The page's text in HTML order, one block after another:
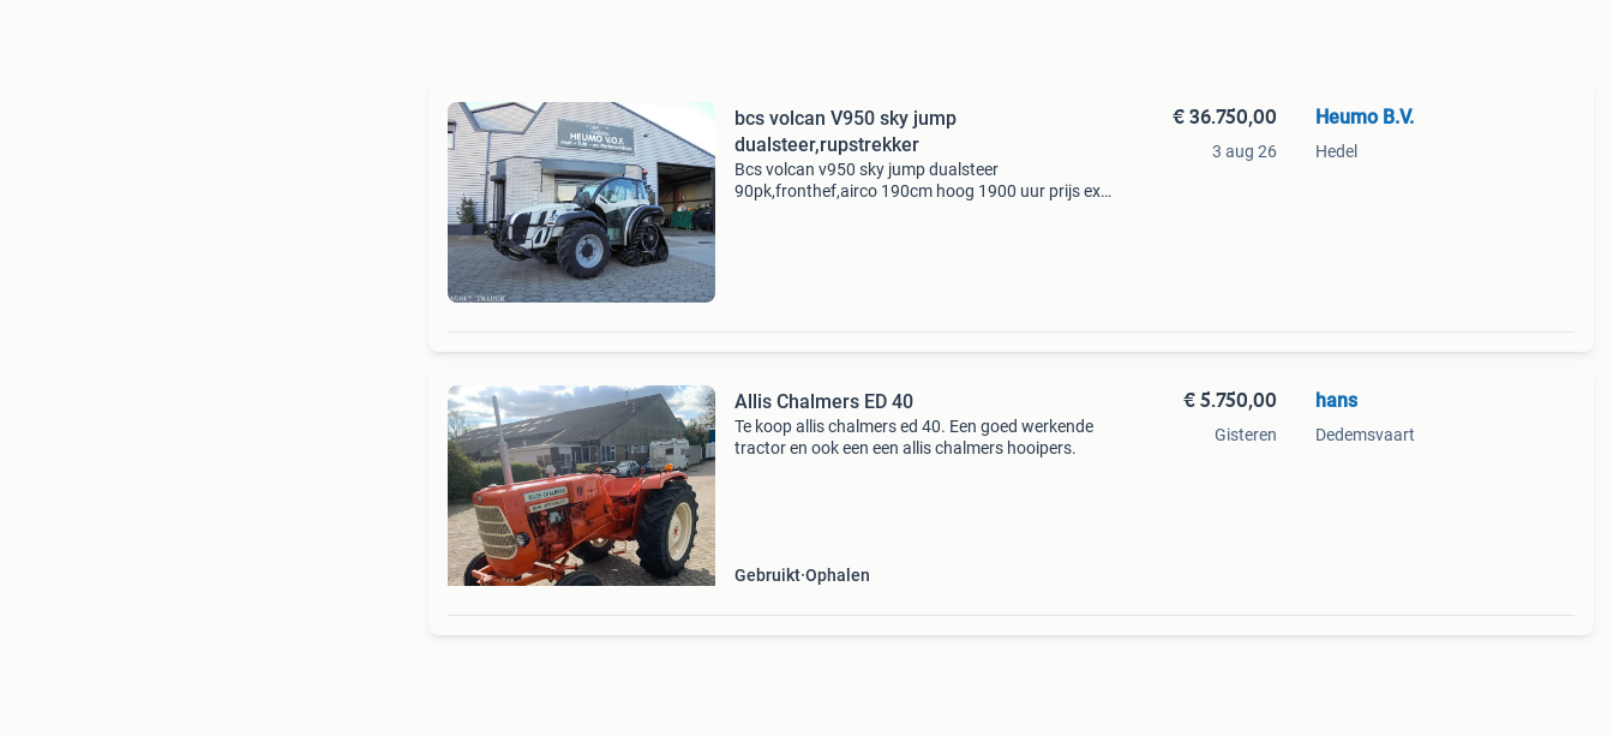
bcs volcan V950 sky jump
dualsteer,rupstrekker
Bcs volcan v950 sky jump dualsteer
90pk,fronthef,airco 190cm hoog 1900 uur prijs ex
€ 36.750,00
3 aug 26
Heumo B.V.
Hedel
Allis Chalmers ED 40
Te koop allis chalmers ed 40. Een goed werkende
tractor en ook een een allis chalmers hooipers.
Gebruikt Ophalen
€ 5.750,00
Gisteren
hans
Dedemsvaart